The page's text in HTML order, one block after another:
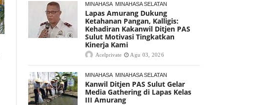
MINAHASA MINAHASA SELATAN
Lapas Amurang Dukung
Ketahanan Pangan, Kalligis:
Kehadiran Kakanwil Ditjen PAS
Sulut Motivasi Tingkatkan
Kinerja Kami
Acelprivate Agu 03, 2026
MINAHASA MINAHASA SELATAN
Kanwil Ditjen PAS Sulut Gelar
Media Gathering di Lapas Kelas
III Amurang